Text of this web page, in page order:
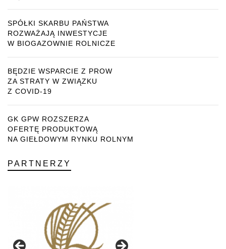
SPÓŁKI SKARBU PAŃSTWA
ROZWAŻAJĄ INWESTYCJE
W BIOGAZOWNIE ROLNICZE
BĘDZIE WSPARCIE Z PROW
ZA STRATY W ZWIĄZKU
Z COVID-19
GK GPW ROZSZERZA
OFERTĘ PRODUKTOWĄ
NA GIEŁDOWYM RYNKU ROLNYM
PARTNERZY